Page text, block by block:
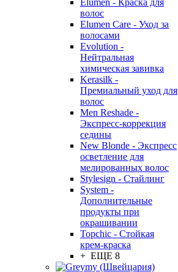
Elumen - Краска для
волос
Elumen Care - Уход за
волосами
Evolution -
Нейтральная
химическая завивка
Kerasilk -
Премиальный уход для
волос
Men Reshade -
Экспресс-коррекция
седины
New Blonde - Экспресс
осветление для
мелированных волос
Stylesign - Стайлинг
System -
Дополнительные
продукты при
окрашивании
Topchic - Стойкая
крем-краска
+ ЕЩЕ 8